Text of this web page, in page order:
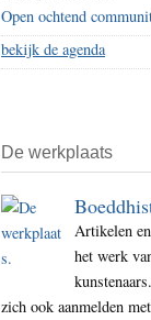
Open ochtend
bekijk de agenda
De werkplaats
Artikelen
het werk
zich ook aanmelden